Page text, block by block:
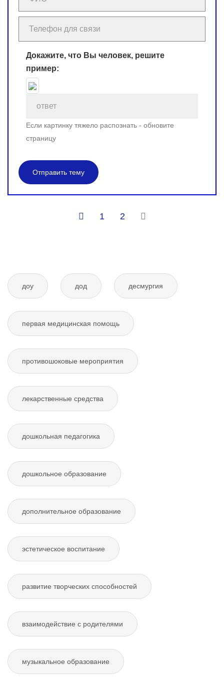
Докажите, что Вы человек, решите
пример:
Если картинку тяжело распознать - обновите
страницу
Отправить тему
1 2
доу дод десмургия
первая медицинская помощь
противошоковые мероприятия
лекарственные средства
дошкольная педагогика
дошкольное образование
дополнительное образование
эстетическое воспитание
развитие творческих способностей
взаимодействие с родителями
музыкальное образование